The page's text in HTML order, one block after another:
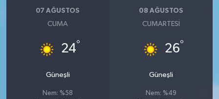
07 AĞUSTOS
CUMA
24°
Güneşli
Nem: %58
08 AĞUSTOS
CUMARTESI
26°
Güneşli
Nem: %49